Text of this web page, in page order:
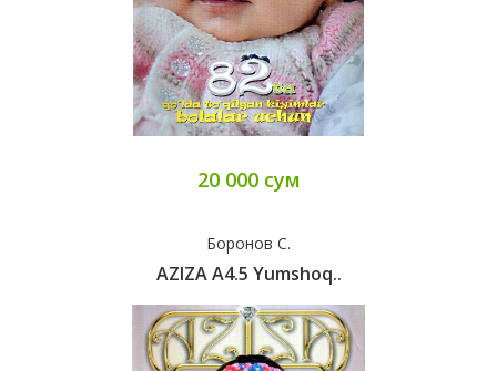
20 000 сум
Боронов С.
AZIZA А4.5 Yumshoq..